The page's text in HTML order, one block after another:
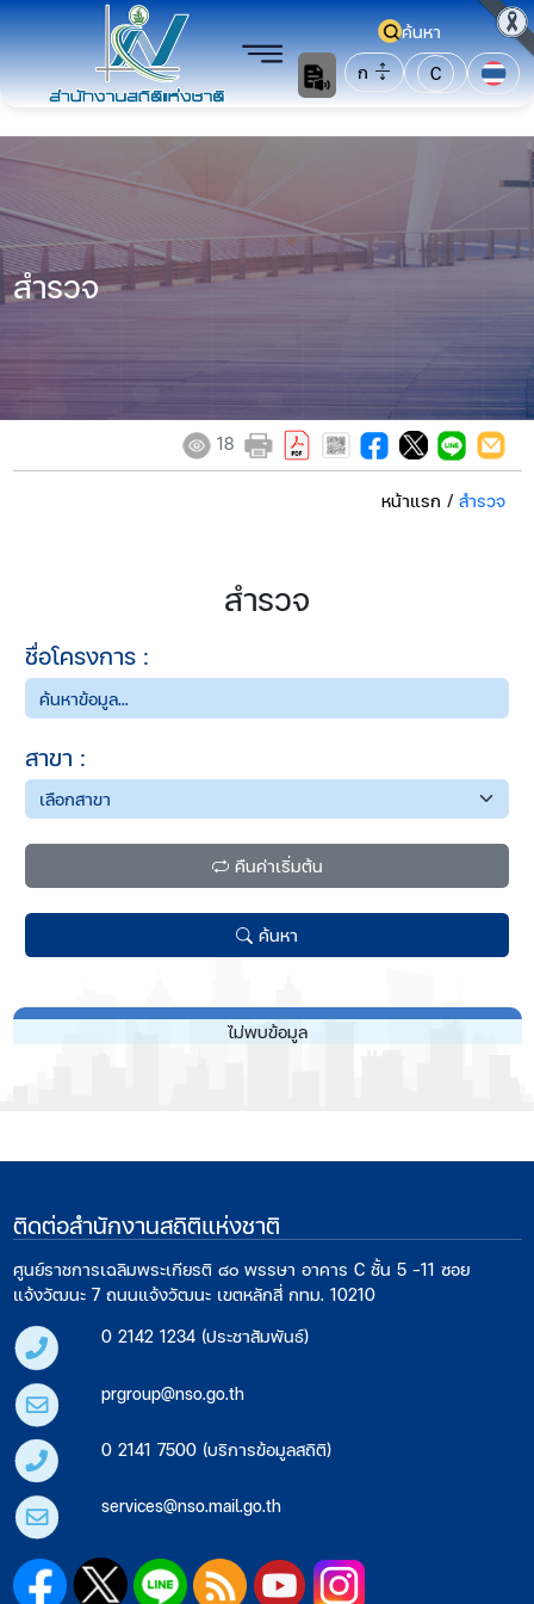
ค้นหา
ก
C
สำรวจ
18
หน้าแรก / สำรวจ
สำรวจ
ชื่อโครงการ :
สาขา :
คืนค่าเริ่มต้น
ค้นหา
ไม่พบข้อมูล
ติดต่อสำนักงานสถิติแห่งชาติ
ศูนย์ราชการเฉลิมพระเกียรติ ๘๐ พรรษา อาคาร C ชั้น 5 -11 ซอย
แจ้งวัฒนะ 7 ถนนแจ้งวัฒนะ เขตหลักสี่ กทม. 10210
0 2142 1234 (ประชาสัมพันธ์)
prgroup@nso.go.th
0 2141 7500 (บริการข้อมูลสถิติ)
services@nso.mail.go.th